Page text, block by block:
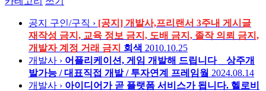
공지 구인/구직 › [공지] 개발사,프리랜서 3주내 게시글
재작성 금지, 교육 정보 금지, 도배 금지, 졸작 의뢰 금지,
개발자 계정 거래 금지 회색 2010.10.25
개발사 › 어플리케이션, 게임 개발해 드립니다 _ 상주개
발가능 / 대표직접 개발 / 투자연계
프레임웤 2024.08.14
개발사 › 아이디어가 곧 플랫폼 서비스가 됩니다. 헬로비